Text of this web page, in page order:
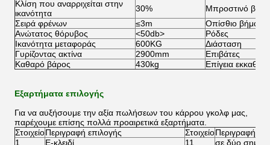
Κλίση που αναρριχείται στην
ικανότητα
30%
Μπροστινό
Σειρά φρένων
≤3m
Οπίσθιο βήμα
Ανώτατος θόρυβος
<50db>
Ρόδες
Ικανότητα μεταφοράς
600KG
Διάσταση
Γυρίζοντας ακτίνα
2900mm
Επιβάτες
Καθαρό βάρος
430kg Επίγεια
Εξαρτήματα επιλογής
Για να αυξήσουμε την αξία πωλήσεων του κάρρου γκολφ μας,
παρέχουμε επίσης πολλά προαιρετικά εξαρτήματα.
ΣτοιχείοΠεριγραφή επιλογής ΣτοιχείοΠεριγραφή
1
Ε-κλειδί 11
σε δύο